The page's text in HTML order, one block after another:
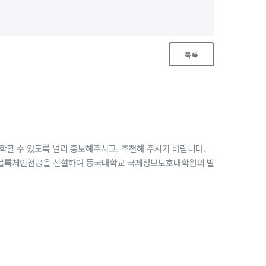
목록
수 있도록 널리 홍보해주시고, 추천해 주시기 바랍니다.
체인전공을 신설하여 동국대학교 국제정보보호대학원의 발